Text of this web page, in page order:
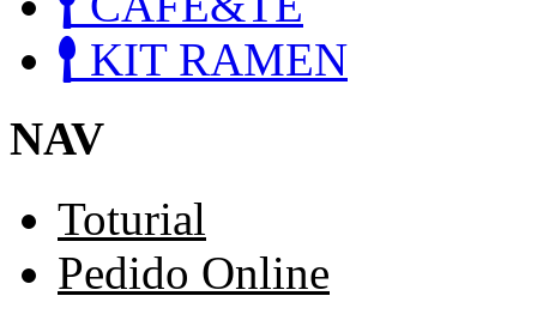
KIT RAMEN
NAV
Toturial
Pedido Online